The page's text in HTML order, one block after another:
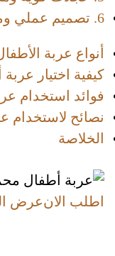
6. تصميم عملي ومرن
أنواع عربة
كيفية اختيار
فوائد استخدام
نصائح لاستخدام
الخلاصة
اطلب الانعرض